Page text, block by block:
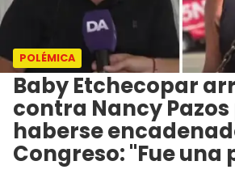
POLÉMICA
Baby Etchecopar
contra Nancy
haberse
Congreso: "Fue una